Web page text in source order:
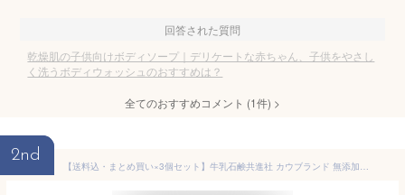
回答された質問
乾燥肌の子供向けボディソープ｜デリケートな赤ちゃん、子供をやさし
く洗うボディウォッシュのおすすめは？
全てのおすすめコメント (1件) >
2nd
【送料込・まとめ買い×3個セット】牛乳石鹸共進社 カウブランド 無添加 泡のボディソープ ポンプ付 泡タイプ 500ml